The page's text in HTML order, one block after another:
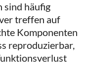
sind häufig
treffen auf
Komponenten
reproduzierbar,